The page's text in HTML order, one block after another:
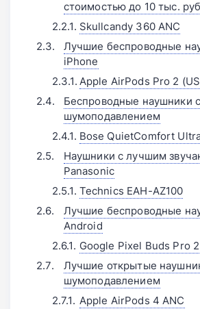
стоимостью до 10 тыс.
Skullcandy 360 ANC
Лучшие беспроводные
iPhone
Apple AirPods Pro 2
Беспроводные наушники
шумоподавлением
Bose QuietComfort
Наушники с лучшим
Panasonic
Technics EAH-AZ100
Лучшие беспроводные
Android
Google Pixel Buds Pro 2
Лучшие открытые
шумоподавлением
Apple AirPods 4 ANC